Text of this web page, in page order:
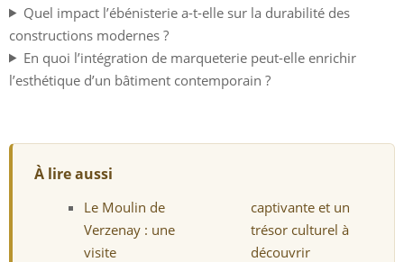
Quel impact l’ébénisterie a-t-elle sur la durabilité des
constructions modernes ?
En quoi l’intégration de marqueterie peut-elle enrichir
l’esthétique d’un bâtiment contemporain ?
À lire aussi
Le Moulin de
Verzenay : une
visite
captivante et un
trésor culturel à
découvrir